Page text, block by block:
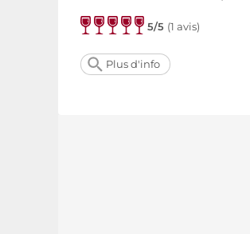
5/5 (1 avis)
Plus d'info